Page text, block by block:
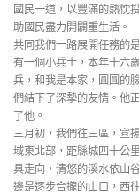
國民一道，以豐滿的熱忱
助國民盡力開闢重生活。
共同我們一路展開任務的
有一個小兵士，本年十六
兵，和我是本家，圓圓的
們結下了深摯的友情。他
了他。
三月初，我們往三區，宣
域東北部，距縣城四十公
具走向，清悠的溪水依山
邊是逐步合攏的山口，西